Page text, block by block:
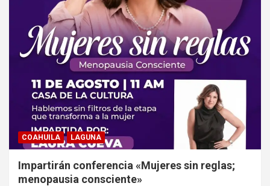
COAHUILA LAGUNA
Impartirán conferencia «Mujeres sin reglas;
menopausia consciente»